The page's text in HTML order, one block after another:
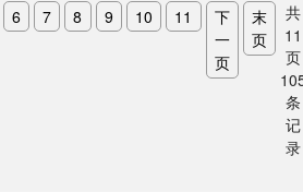
6 7 8 9 10 11
下
一
页
末
页
共
11
页
条
记
录